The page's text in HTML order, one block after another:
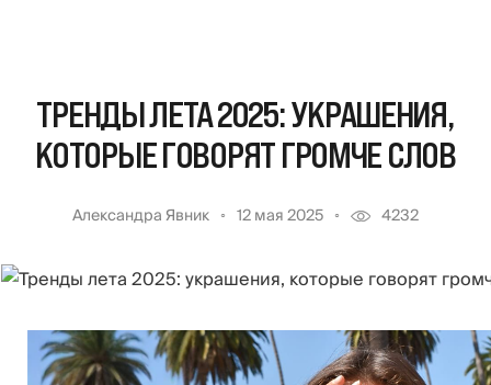
ТРЕНДЫ ЛЕТА 2025: УКРАШЕНИЯ,
КОТОРЫЕ ГОВОРЯТ ГРОМЧЕ СЛОВ
Александра Явник 12 мая 2025 4232